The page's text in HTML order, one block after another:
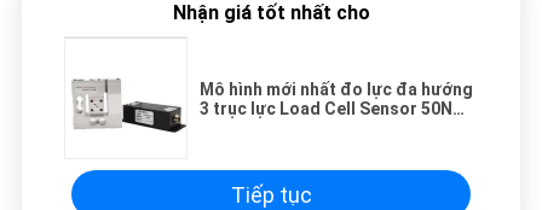
Nhận giá tốt nhất cho
Mô hình mới nhất đo lực đa hướng
3 trục lực Load Cell Sensor 50N
Tiếp tục